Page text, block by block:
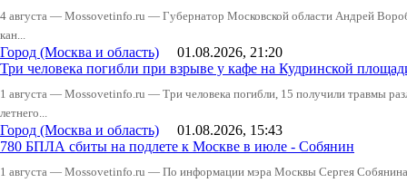
4 августа — Mossovetinfo.ru — Губернатор Московской области Андрей
кан...
Город (Москва и область) 01.08.2026, 21:20
Три человека погибли при взрыве у кафе на Кудринской
1 августа — Mossovetinfo.ru — Три человека погибли, 15 получили травмы
летнего...
Город (Москва и область) 01.08.2026, 15:43
780 БПЛА сбиты на подлете к Москве в июле - Собянин
1 августа — Mossovetinfo.ru — По информации мэра Москвы Сергея